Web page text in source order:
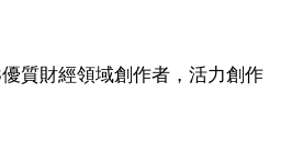
財經領域創作者，活力創作